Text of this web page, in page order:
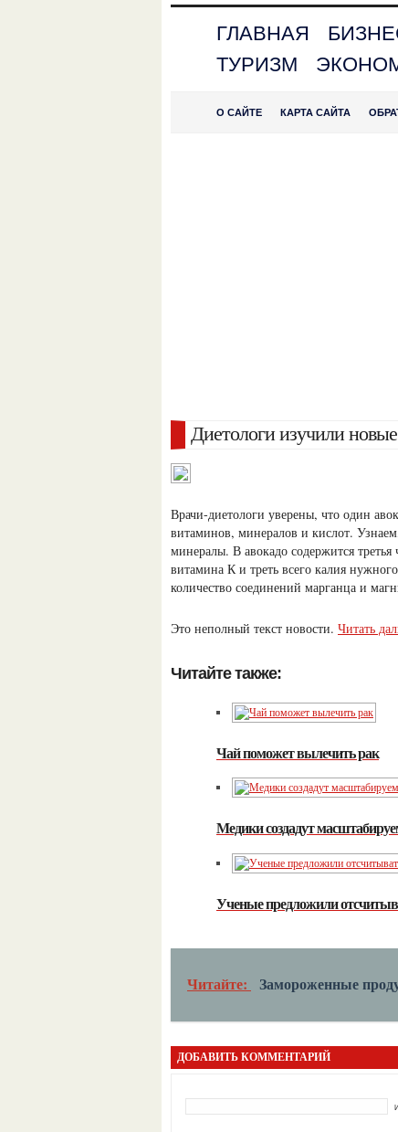
ГЛАВНАЯ
ТУРИЗМ
О САЙТЕ КАРТА САЙТА
Диетологи изучили новые
Врачи-диетологи уверены, что один
витаминов, минералов и кислот.
минералы. В авокадо содержится
витамина К и треть всего калия
количество соединений марганца и
Это неполный текст новости. Читать
Читайте также:
Чай поможет вылечить рак
Медики создадут
Ученые предложили
Читайте: Замороженные
ДОБАВИТЬ КОММЕНТАРИЙ